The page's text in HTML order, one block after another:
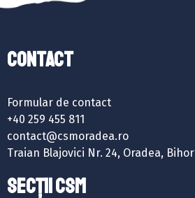
Contact
Formular de contact
+40 259 455 811
contact@csmoradea.ro
Traian Blajovici Nr. 24, Oradea, Bihor
SECȚII CSM